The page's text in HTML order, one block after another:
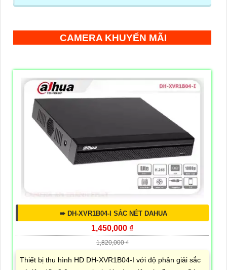
CAMERA KHUYẾN MÃI
➠ DH-XVR1B04-I SẮC NÉT DAHUA
1,450,000 ₫
1,820,000 ₫
Thiết bị thu hình HD DH-XVR1B04-I với độ phân giải sắc